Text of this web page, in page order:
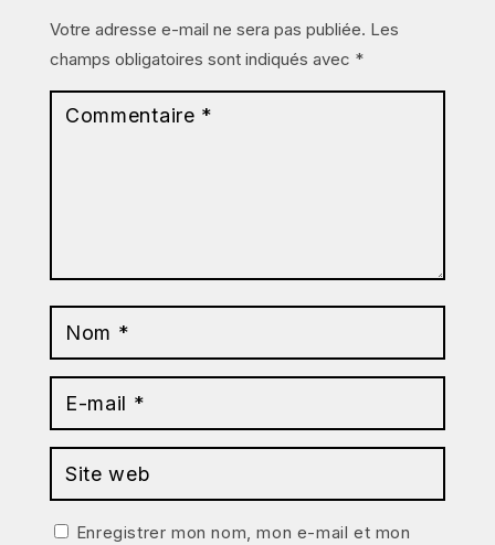
Votre adresse e-mail ne sera pas publiée. Les
champs obligatoires sont indiqués avec *
Enregistrer mon nom, mon e-mail et mon